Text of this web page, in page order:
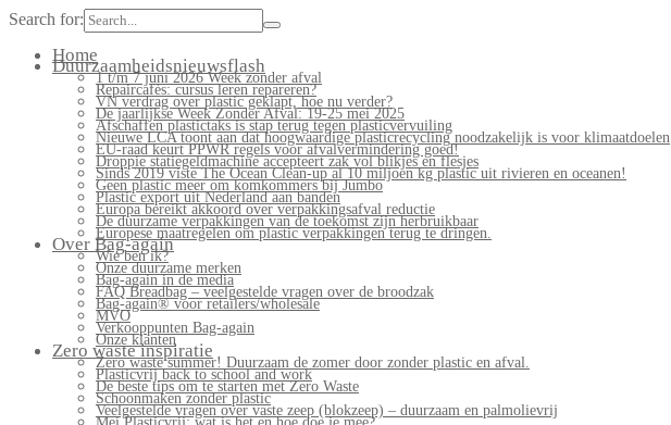
Search for:
Home
Duurzaamheidsnieuwsflash
1 t/m 7 juni 2026 Week zonder afval
Repaircafés: cursus leren repareren?
VN verdrag over plastic geklapt, hoe nu verder?
De jaarlijkse Week Zonder Afval: 19-25 mei 2025
Afschaffen plastictaks is stap terug tegen plasticvervuiling
Nieuwe LCA toont aan dat hoogwaardige plasticrecycling noodzakelijk is voor klimaatdoelen
EU-raad keurt PPWR regels voor afvalvermindering goed!
Droppie statiegeldmachine accepteert zak vol blikjes en flesjes
Sinds 2019 viste The Ocean Clean-up al 10 miljoen kg plastic uit rivieren en oceanen!
Geen plastic meer om komkommers bij Jumbo
Plastic export uit Nederland aan banden
Europa bereikt akkoord over verpakkingsafval reductie
De duurzame verpakkingen van de toekomst zijn herbruikbaar
Europese maatregelen om plastic verpakkingen terug te dringen.
Over Bag-again
Wie ben ik?
Onze duurzame merken
Bag-again in de media
FAQ Breadbag – veelgestelde vragen over de broodzak
Bag-again® voor retailers/wholesale
MVO
Verkooppunten Bag-again
Onze klanten
Zero waste inspiratie
Zero waste summer! Duurzaam de zomer door zonder plastic en afval.
Plasticvrij back to school and work
De beste tips om te starten met Zero Waste
Schoonmaken zonder plastic
Veelgestelde vragen over vaste zeep (blokzeep) – duurzaam en palmolievrij